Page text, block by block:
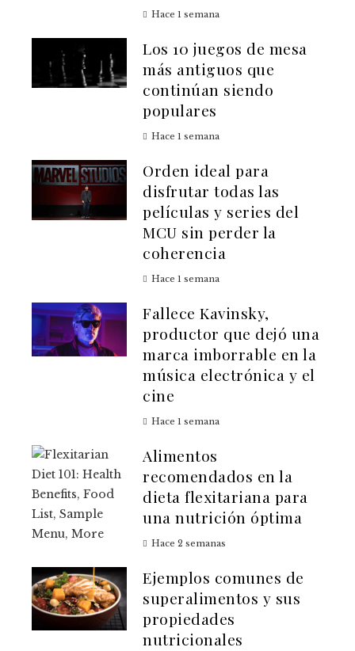
Hace 1 semana
Los 10 juegos de mesa
más antiguos que
continúan siendo
populares
Hace 1 semana
Orden ideal para
disfrutar todas las
películas y series del
MCU sin perder la
coherencia
Hace 1 semana
Fallece Kavinsky,
productor que dejó una
marca imborrable en la
música electrónica y el
cine
Hace 1 semana
Alimentos
recomendados en la
dieta flexitariana para
una nutrición óptima
Hace 2 semanas
Ejemplos comunes de
superalimentos y sus
propiedades
nutricionales